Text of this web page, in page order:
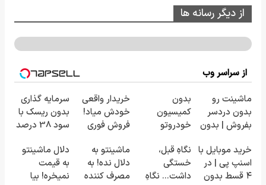
از دیگر رسانه ها
از سراسر وب
ماشینت رو
بدون دردسر
بفروش | بدون
بدون
کمیسیون
خودروتو
خریدار واقعی
خودش میاد!
فروش فوری
همراه مکانیک
سرمایه گذاری
بدون ریسک با
سود 38 درصد
خرید موبایل با
اسنپ پی | در
۴ قسط بدون
نگاهِ قبل،
خستگی
داشت... نگاهِ
ماشینتو به
دلال نده! به
مصرف کننده
دلال ماشینتو
به قیمت
نمیخره! بیا